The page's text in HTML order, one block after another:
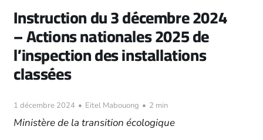
Instruction du 3 décembre 2024
– Actions nationales 2025 de
l’inspection des installations
classées
1 décembre 2024 • Eitel Mabouong • 2 min
Ministère de la transition écologique